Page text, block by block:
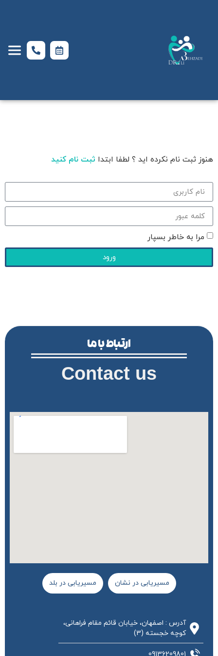
هنوز ثبت نام نکرده اید ؟ لطفا ابتدا ثبت نام کنید
مرا به خاطر بسپار
ورود
ارتباط با ما
Contact us
مسیریابی در نشان مسیریابی در بلد
آدرس : اصفهان، خیابان قائم مقام فراهانی،
کوچه خجسته (3)